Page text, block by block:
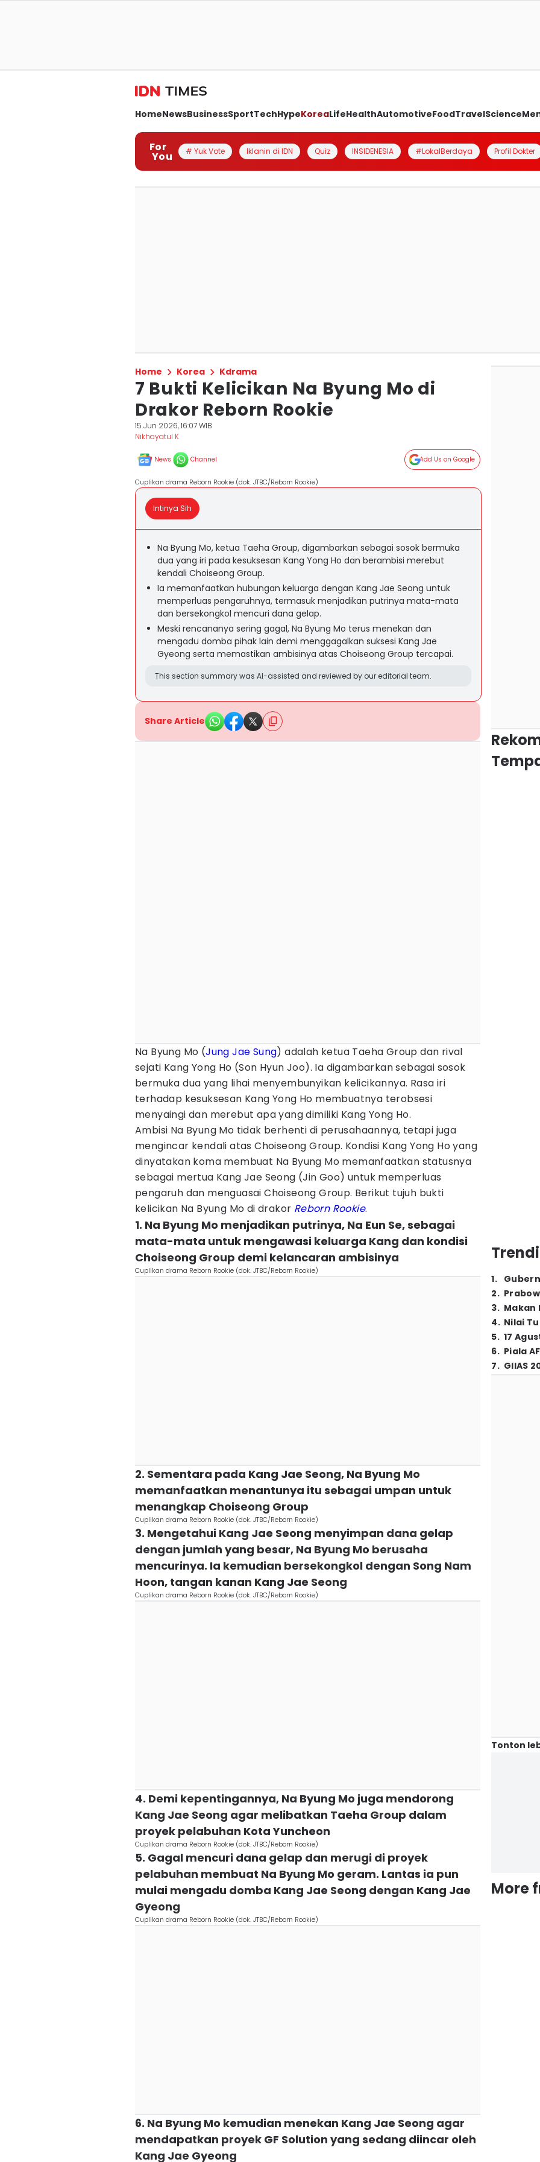
HomeNewsBusinessSportTechHypeKoreaLifeHealthAutomotiveFoodTravelScience
For
You # Yuk Vote Iklanin di IDN Quiz INSIDENESIA #LokalBerdaya Profil Dokter
Home Korea Kdrama
7 Bukti Kelicikan Na Byung Mo di
Drakor Reborn Rookie
15 Jun 2026, 16:07 WIB
Nikhayatul K
News Channel Add Us on Google
Cuplikan drama Reborn Rookie (dok. JTBC/Reborn Rookie)
Intinya Sih
Na Byung Mo, ketua Taeha Group, digambarkan sebagai sosok bermuka
dua yang iri pada kesuksesan Kang Yong Ho dan berambisi merebut
kendali Choiseong Group.
Ia memanfaatkan hubungan keluarga dengan Kang Jae Seong untuk
memperluas pengaruhnya, termasuk menjadikan putrinya mata-mata
dan bersekongkol mencuri dana gelap.
Meski rencananya sering gagal, Na Byung Mo terus menekan dan
mengadu domba pihak lain demi menggagalkan suksesi Kang Jae
Gyeong serta memastikan ambisinya atas Choiseong Group tercapai.
This section summary was AI-assisted and reviewed by our editorial team.
Share Article
Na Byung Mo (Jung Jae Sung) adalah ketua Taeha Group dan rival
sejati Kang Yong Ho (Son Hyun Joo). Ia digambarkan sebagai sosok
bermuka dua yang lihai menyembunyikan kelicikannya. Rasa iri
terhadap kesuksesan Kang Yong Ho membuatnya terobsesi
menyaingi dan merebut apa yang dimiliki Kang Yong Ho.
Ambisi Na Byung Mo tidak berhenti di perusahaannya, tetapi juga
mengincar kendali atas Choiseong Group. Kondisi Kang Yong Ho yang
dinyatakan koma membuat Na Byung Mo memanfaatkan statusnya
sebagai mertua Kang Jae Seong (Jin Goo) untuk memperluas
pengaruh dan menguasai Choiseong Group. Berikut tujuh bukti
kelicikan Na Byung Mo di drakor Reborn Rookie.
1. Na Byung Mo menjadikan putrinya, Na Eun Se, sebagai
mata-mata untuk mengawasi keluarga Kang dan kondisi
Choiseong Group demi kelancaran ambisinya
Cuplikan drama Reborn Rookie (dok. JTBC/Reborn Rookie)
2. Sementara pada Kang Jae Seong, Na Byung Mo
memanfaatkan menantunya itu sebagai umpan untuk
menangkap Choiseong Group
Cuplikan drama Reborn Rookie (dok. JTBC/Reborn Rookie)
3. Mengetahui Kang Jae Seong menyimpan dana gelap
dengan jumlah yang besar, Na Byung Mo berusaha
mencurinya. Ia kemudian bersekongkol dengan Song Nam
Hoon, tangan kanan Kang Jae Seong
Cuplikan drama Reborn Rookie (dok. JTBC/Reborn Rookie)
4. Demi kepentingannya, Na Byung Mo juga mendorong
Kang Jae Seong agar melibatkan Taeha Group dalam
proyek pelabuhan Kota Yuncheon
Cuplikan drama Reborn Rookie (dok. JTBC/Reborn Rookie)
5. Gagal mencuri dana gelap dan merugi di proyek
pelabuhan membuat Na Byung Mo geram. Lantas ia pun
mulai mengadu domba Kang Jae Seong dengan Kang Jae
Gyeong
Cuplikan drama Reborn Rookie (dok. JTBC/Reborn Rookie)
6. Na Byung Mo kemudian menekan Kang Jae Seong agar
mendapatkan proyek GF Solution yang sedang diincar oleh
Kang Jae Gyeong
1.
2.
3. Makan
4. Nilai
5. 17
6. Piala
7. GIIAS
Tonton
More